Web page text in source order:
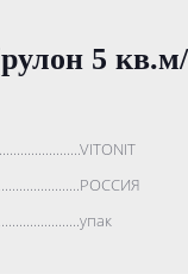
5
VITONIT
РОССИЯ
упак